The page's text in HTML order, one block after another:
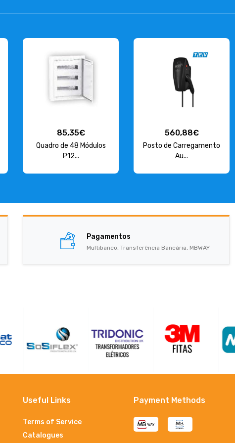
85,35€
Quadro de 48 Módulos
P12...
560,88€
Posto de Carregamento
Au...
Pagamentos
Multibanco, Transferência Bancária, MBWAY
Useful Links
Terms of Service
Catalogues
Payment Methods